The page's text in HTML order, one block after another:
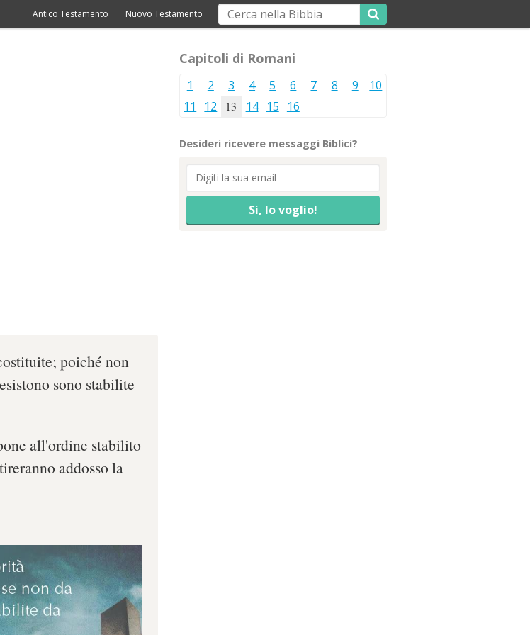
Antico Testamento Nuovo Testamento
poiché non
sono stabilite
all'ordine stabilito
addosso la
Capitoli di Romani
1 2 3 4 5 6 7 8 9
10
11
12 13 14 15 16
Desideri ricevere messaggi Biblici?